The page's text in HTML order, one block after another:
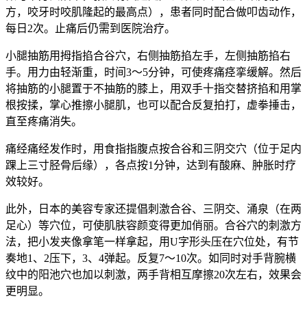
方，咬牙时咬肌隆起的最高点），患者同时配合做叩齿动作，
每日2次。止痛后仍需到医院治疗。
小腿抽筋用拇指掐合谷穴，右侧抽筋掐左手，左侧抽筋掐右
手。用力由轻渐重，时间3～5分钟，可使疼痛痉挛缓解。然后
将抽筋的小腿置于不抽筋的膝上，用双手十指交替挤掐和用掌
根按揉，掌心推擦小腿肌，也可以配合反复拍打，虚拳捶击，
直至疼痛消失。
痛经痛经发作时，用食指指腹点按合谷和三阴交穴（位于足内
踝上三寸胫骨后缘），各点按1分钟，达到有酸麻、肿胀时疗
效较好。
此外，日本的美容专家还提倡刺激合谷、三阴交、涌泉（在两
足心）等穴位，可使肌肤容颜变得更加俏丽。合谷穴的刺激方
法，把小发夹像拿笔一样拿起，用U字形头压在穴位处，有节
奏地1、2压下，3、4弹起。反复7～10次。如同时对手背腕横
纹中的阳池穴也加以刺激，两手背相互摩擦20次左右，效果会
更明显。